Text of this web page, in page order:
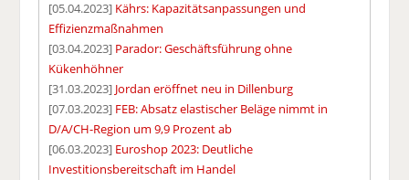
[05.04.2023] Kährs: Kapazitätsanpassungen und
Effizienzmaßnahmen
[03.04.2023] Parador: Geschäftsführung ohne
Kükenhöhner
[31.03.2023] Jordan eröffnet neu in Dillenburg
[07.03.2023] FEB: Absatz elastischer Beläge nimmt in
D/A/CH-Region um 9,9 Prozent ab
[06.03.2023] Euroshop 2023: Deutliche
Investitionsbereitschaft im Handel